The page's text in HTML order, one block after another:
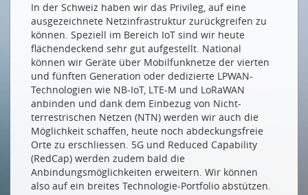
Privatsphäre
Leisere Trams: Lärmreduktion durch IoT-Sensoren
und KI-gestützte Konditionierung
Drohnenvermessung von Flugsicherungsanlagen
Millionen von Datenpunkten pro Tag: Der Smart
Meter Data Hub der EKZ
Le Smart Meter Data Hub de EKZ: des millions de
data points traités par jour
Null Wasserverlust – dank IoT und Sensoren
NEUE MITGLIEDER
In der Schweiz haben wir das Privileg, auf eine
ausgezeichnete Netzinfrastruktur zurückgreifen zu
können. Speziell im Bereich IoT sind wir heute
flächendeckend sehr gut aufgestellt. National
können wir Geräte über Mobilfunknetze der vierten
und fünften Generation oder dedizierte LPWAN-
Technologien wie NB-IoT, LTE-M und LoRaWAN
anbinden und dank dem Einbezug von Nicht-
terrestrischen Netzen (NTN) werden wir auch die
Möglichkeit schaffen, heute noch abdeckungsfreie
Orte zu erschliessen. 5G und Reduced Capability
(RedCap) werden zudem bald die
Anbindungsmöglichkeiten erweitern. Wir können
also auf ein breites Technologie-Portfolio abstützen.